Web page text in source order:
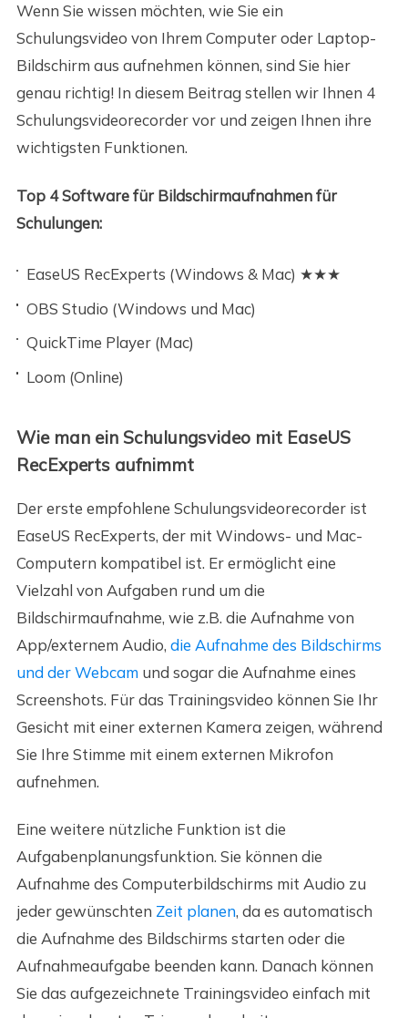
Wenn Sie wissen möchten, wie Sie ein
Schulungsvideo von Ihrem Computer oder Laptop-
Bildschirm aus aufnehmen können, sind Sie hier
genau richtig! In diesem Beitrag stellen wir Ihnen 4
Schulungsvideorecorder vor und zeigen Ihnen ihre
wichtigsten Funktionen.
Top 4 Software für Bildschirmaufnahmen für
Schulungen:
EaseUS RecExperts (Windows & Mac) ★★★
OBS Studio (Windows und Mac)
QuickTime Player (Mac)
Loom (Online)
Wie man ein Schulungsvideo mit EaseUS
RecExperts aufnimmt
Der erste empfohlene Schulungsvideorecorder ist
EaseUS RecExperts, der mit Windows- und Mac-
Computern kompatibel ist. Er ermöglicht eine
Vielzahl von Aufgaben rund um die
Bildschirmaufnahme, wie z.B. die Aufnahme von
App/externem Audio, die Aufnahme des Bildschirms
und der Webcamund sogar die Aufnahme eines
Screenshots. Für das Trainingsvideo können Sie Ihr
Gesicht mit einer externen Kamera zeigen, während
Sie Ihre Stimme mit einem externen Mikrofon
aufnehmen.
Eine weitere nützliche Funktion ist die
Aufgabenplanungsfunktion. Sie können die
Aufnahme des Computerbildschirms mit Audio zu
jeder gewünschten Zeit planen, da es automatisch
die Aufnahme des Bildschirms starten oder die
Aufnahmeaufgabe beenden kann. Danach können
Sie das aufgezeichnete Trainingsvideo einfach mit